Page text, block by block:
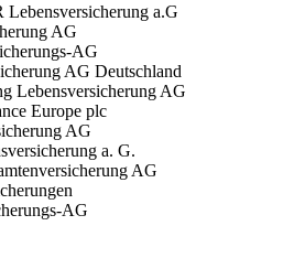
a.G
AG
AG
AG Deutschland
Lebensversicherung AG
Europe plc
AG
a. G.
AG
AG